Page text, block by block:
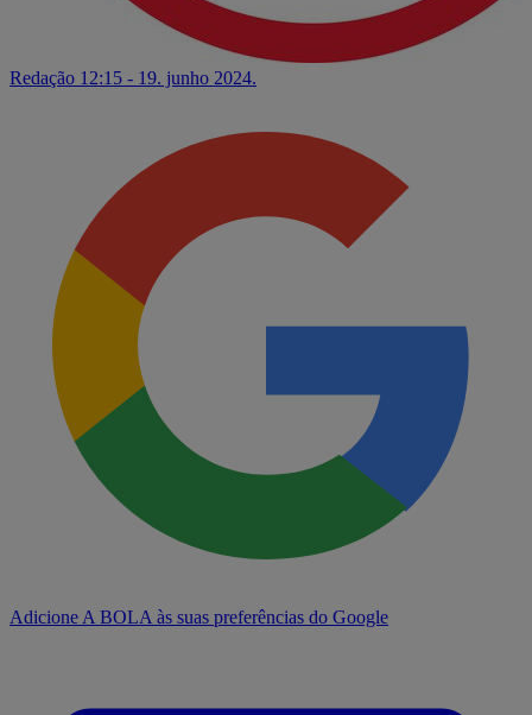
Redação 12:15 - 19. junho 2024.
Adicione A BOLA às suas preferências do Google